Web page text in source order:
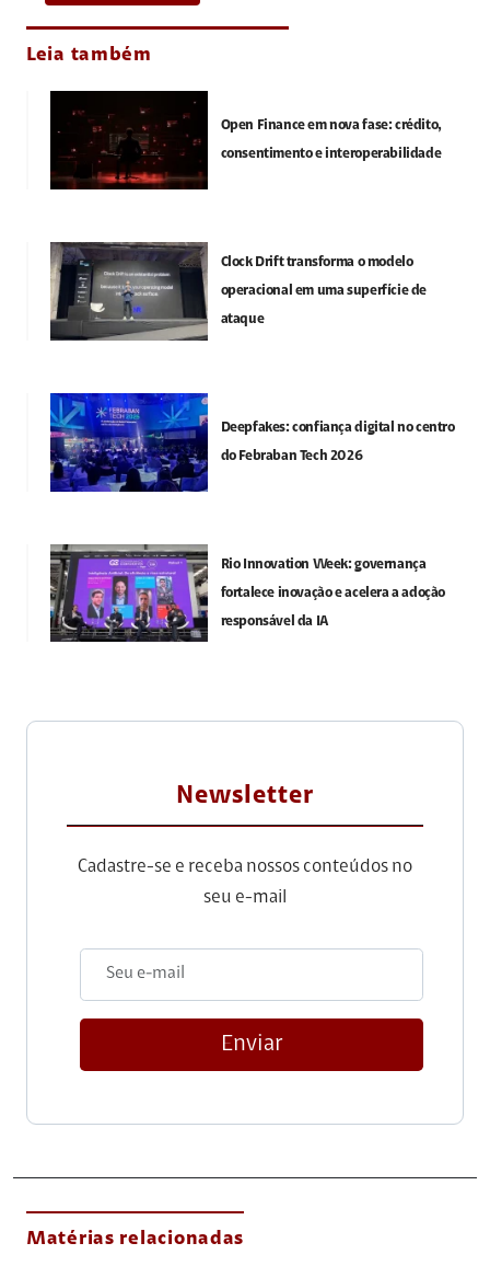
Leia também
Open Finance em nova fase: crédito,
consentimento e interoperabilidade
Clock Drift transforma o modelo
operacional em uma superfície de
ataque
Deepfakes: confiança digital no centro
do Febraban Tech 2026
Rio Innovation Week: governança
fortalece inovação e acelera a adoção
responsável da IA
Newsletter
Cadastre-se e receba nossos conteúdos no
seu e-mail
Enviar
Matérias relacionadas